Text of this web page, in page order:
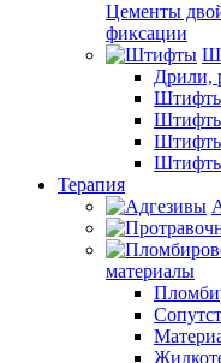
Цементы
фиксации
Дрили,
Штифты
Штифты
Терапия
материалы